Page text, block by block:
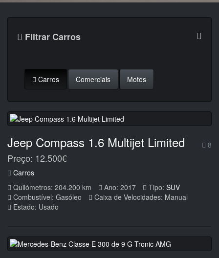
Filtrar Carros
Carros Comerciais Motos
8
Jeep Compass 1.6 Multijet Limited
Preço: 12.500€
Carros
Quilómetros: 204.200 km
Ano: 2017 Tipo: SUV
Combustível: Gasóleo
Caixa de Velocidades: Manual
Estado: Usado